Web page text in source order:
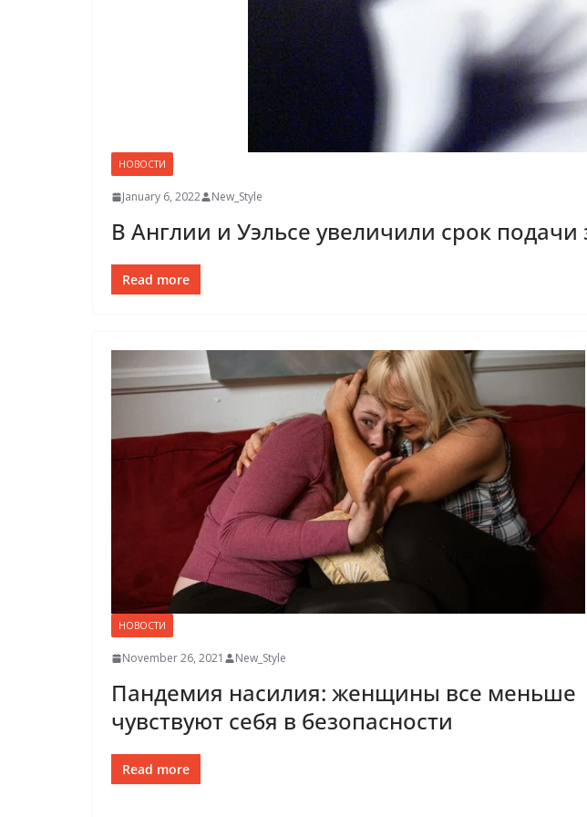
НОВОСТИ
January 6, 2022 New_Style
В Англии и Уэльсе увеличили срок
Read more
НОВОСТИ
November 26, 2021 New_Style
Пандемия насилия: женщины все меньше
чувствуют себя в безопасности
Read more